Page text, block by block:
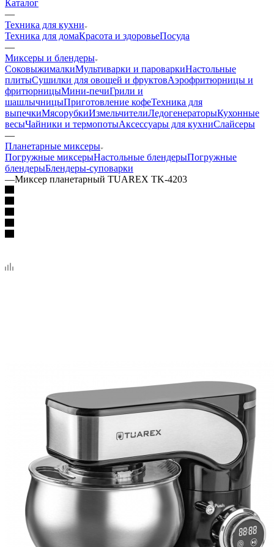
Каталог
—
Техника для кухни
Техника для домаКрасота и здоровьеПосуда
—
Миксеры и блендеры
СоковыжималкиМультиварки и пароваркиНастольные
плитыСушилки для овощей и фруктовАэрофритюрницы и
фритюрницыМини-печиГрили и
шашлычницыПриготовление кофеТехника для
выпечкиМясорубкиИзмельчителиЛедогенераторыКухонные
весыЧайники и термопотыАксессуары для кухниСлайсеры
—
Планетарные миксеры
Погружные миксерыНастольные блендерыПогружные
блендерыБлендеры-суповарки
—Миксер планетарный TUAREX TK-4203